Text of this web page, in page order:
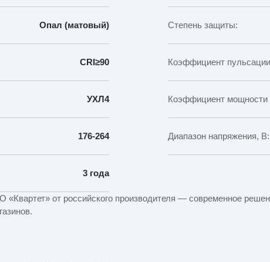
Опал (матовый) Степень защиты:
CRI≥90 Коэффициент
УХЛ4 Коэффициент мощности
176-264 Диапазон напряжения, В:
3 года
«Квартет» от российского производителя — современное